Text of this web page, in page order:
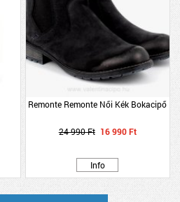
Remonte Remonte Női Kék Bokacipő
24 990 Ft 16 990 Ft
Info